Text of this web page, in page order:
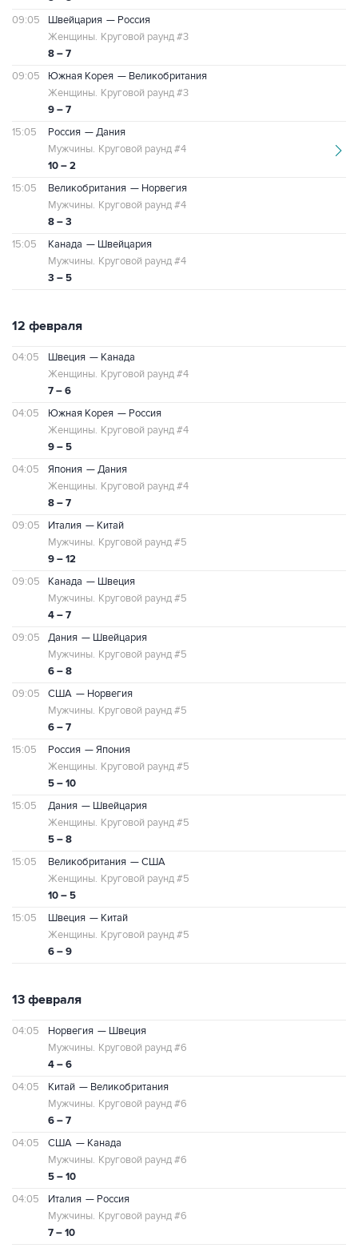
09:05
Швейцария — Россия
8 – 7
Женщины. Круговой раунд #3
09:05 Южная Корея — Великобритания
9 – 7
Женщины. Круговой раунд #3
15:05 Россия — Дания
10 – 2
Мужчины. Круговой раунд #4
15:05 Великобритания — Норвегия
8 – 3
Мужчины. Круговой раунд #4
15:05 Канада — Швейцария
3 – 5
Мужчины. Круговой раунд #4
12 февраля
04:05 Швеция — Канада
7 – 6
Женщины. Круговой раунд #4
04:05 Южная Корея — Россия
9 – 5
Женщины. Круговой раунд #4
04:05 Япония — Дания
8 – 7
Женщины. Круговой раунд #4
09:05 Италия — Китай
9 – 12
Мужчины. Круговой раунд #5
09:05 Канада — Швеция
4 – 7
Мужчины. Круговой раунд #5
09:05 Дания — Швейцария
6 – 8
Мужчины. Круговой раунд #5
09:05 США — Норвегия
6 – 7
Мужчины. Круговой раунд #5
15:05 Россия — Япония
5 – 10
Женщины. Круговой раунд #5
15:05 Дания — Швейцария
5 – 8
Женщины. Круговой раунд #5
15:05 Великобритания — США
10 – 5
Женщины. Круговой раунд #5
15:05 Швеция — Китай
6 – 9
Женщины. Круговой раунд #5
13 февраля
04:05 Норвегия — Швеция
4 – 6
Мужчины. Круговой раунд #6
04:05 Китай — Великобритания
6 – 7
Мужчины. Круговой раунд #6
04:05 США — Канада
5 – 10
Мужчины. Круговой раунд #6
04:05 Италия — Россия
7 – 10
Мужчины. Круговой раунд #6